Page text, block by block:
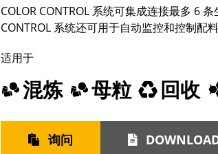
COLOR CONTROL 系统可集成连接最多 6
CONTROL 系统还可用于自动监控和控制配料
适用于
混炼 母粒 回收
询问